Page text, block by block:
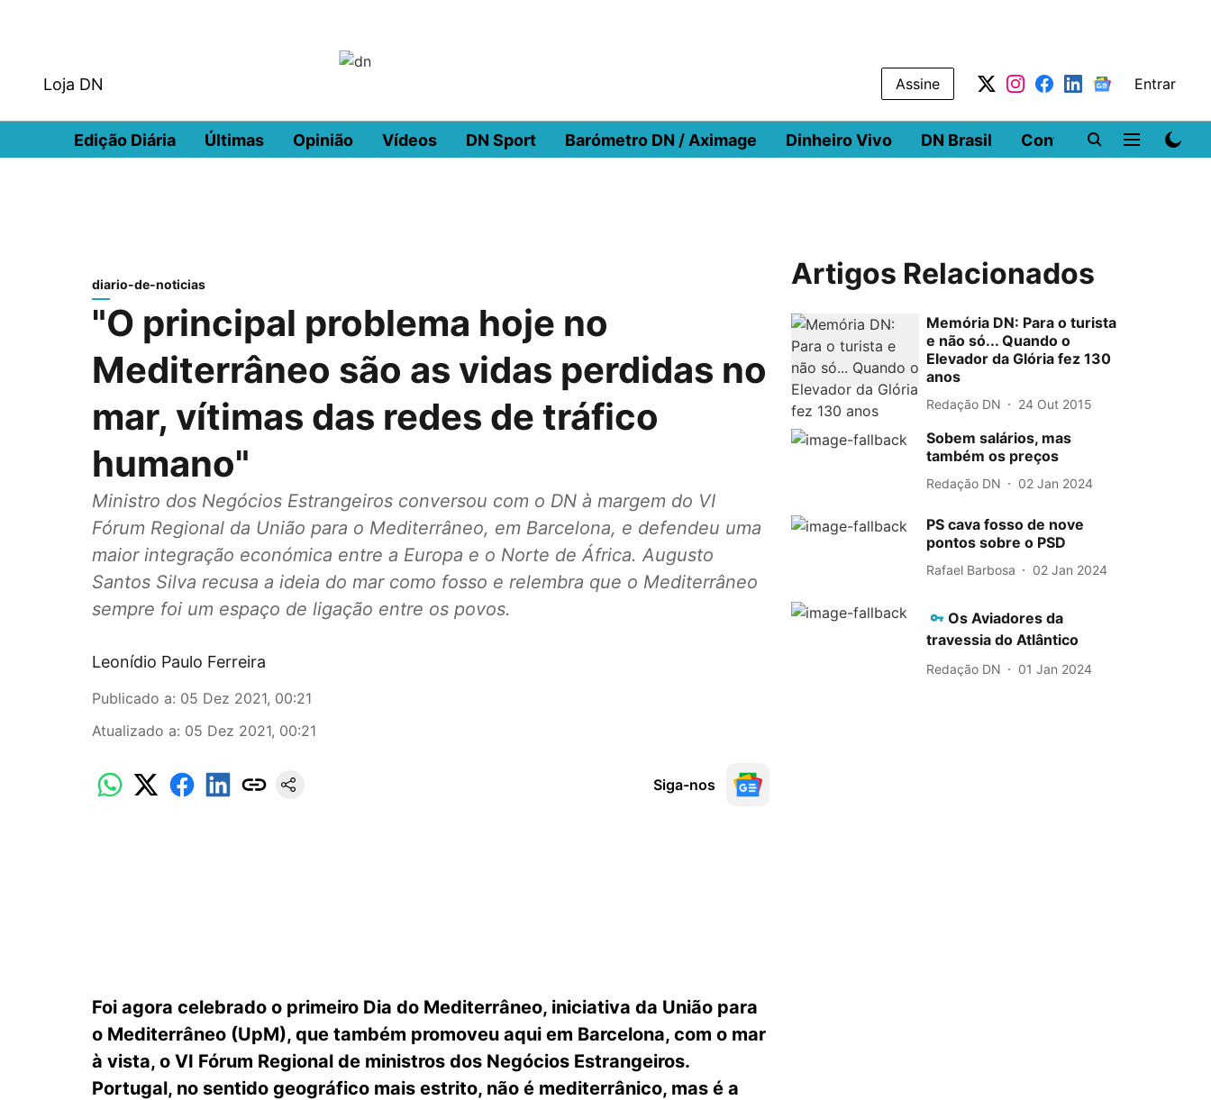
Loja DN Assine Entrar
Edição Diária Últimas Opinião Vídeos DN Sport Barómetro DN / Aximage Dinheiro Vivo DN Brasil Conferências DN
diario-de-noticias
"O principal problema hoje no
Mediterrâneo são as vidas perdidas no
mar, vítimas das redes de tráfico
humano"
Ministro dos Negócios Estrangeiros conversou com o DN à margem do VI
Fórum Regional da União para o Mediterrâneo, em Barcelona, e defendeu uma
maior integração económica entre a Europa e o Norte de África. Augusto
Santos Silva recusa a ideia do mar como fosso e relembra que o Mediterrâneo
sempre foi um espaço de ligação entre os povos.
Leonídio Paulo Ferreira
Publicado a: 05 Dez 2021, 00:21
Atualizado a: 05 Dez 2021, 00:21
Siga-nos
Foi agora celebrado o primeiro Dia do Mediterrâneo, iniciativa da União para
o Mediterrâneo (UpM), que também promoveu aqui em Barcelona, com o mar
à vista, o VI Fórum Regional de ministros dos Negócios Estrangeiros.
Portugal, no sentido geográfico mais estrito, não é mediterrânico, mas é a
Artigos Relacionados
Memória DN: Para o turista
e não só... Quando o
Elevador da Glória fez 130
anos
Redação DN 24 Out 2015
Sobem salários, mas
também os preços
Redação DN 02 Jan 2024
PS cava fosso de nove
pontos sobre o PSD
Rafael Barbosa 02 Jan 2024
Os Aviadores da
travessia do Atlântico
Redação DN 01 Jan 2024